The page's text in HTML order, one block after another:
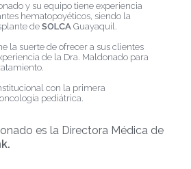
y su equipo tiene experiencia
hematopoyéticos, siendo la
de SOLCAGuayaquil.
la suerte de ofrecer a sus clientes
de la Dra. Maldonado para
con la primera
pediátrica.
es la Directora Médica de